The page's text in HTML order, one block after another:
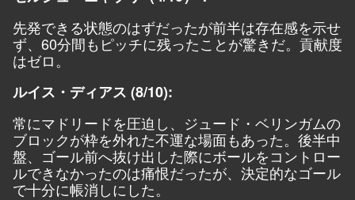
先発できる状態のはずだったが前半は存在感を示せ
ず、60分間もピッチに残ったことが驚きだ。貢献度
はゼロ。
ルイス・ディアス (8/10):
常にマドリードを圧迫し、ジュード・ベリンガムの
ブロックが枠を外れた不運な場面もあった。後半中
盤、ゴール前へ抜け出した際にボールをコントロー
ルできなかったのは痛恨だったが、決定的なゴール
で十分に帳消しにした。